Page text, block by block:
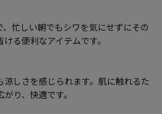
忙しい朝でもシワを気にせずにその
る便利なアイテムです。
しさを感じられます。肌に触れるた
り、快適です。